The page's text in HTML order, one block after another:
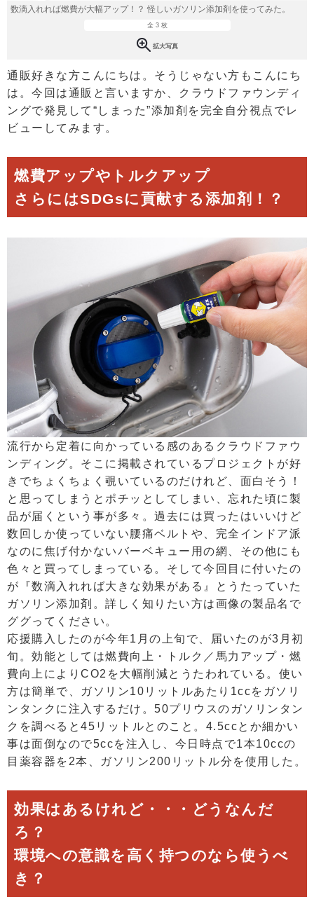
数滴入れれば燃費が大幅アップ！？ 怪しいガソリン添加剤を使ってみた。
全 3 枚
拡大写真
通販好きな方こんにちは。そうじゃない方もこんにち
は。今回は通販と言いますか、クラウドファウンディ
ングで発見して“しまった”添加剤を完全自分視点でレ
ビューしてみます。
燃費アップやトルクアップ
さらにはSDGsに貢献する添加剤！？
流行から定着に向かっている感のあるクラウドファウ
ンディング。そこに掲載されているプロジェクトが好
きでちょくちょく覗いているのだけれど、面白そう！
と思ってしまうとポチッとしてしまい、忘れた頃に製
品が届くという事が多々。過去には買ったはいいけど
数回しか使っていない腰痛ベルトや、完全インドア派
なのに焦げ付かないバーベキュー用の網、その他にも
色々と買ってしまっている。そして今回目に付いたの
が『数滴入れれば大きな効果がある』とうたっていた
ガソリン添加剤。詳しく知りたい方は画像の製品名で
ググってください。
応援購入したのが今年1月の上旬で、届いたのが3月初
旬。効能としては燃費向上・トルク／馬力アップ・燃
費向上によりCO2を大幅削減とうたわれている。使い
方は簡単で、ガソリン10リットルあたり1ccをガソリ
ンタンクに注入するだけ。50プリウスのガソリンタン
クを調べると45リットルとのこと。4.5ccとか細かい
事は面倒なので5ccを注入し、今日時点で1本10ccの
目薬容器を2本、ガソリン200リットル分を使用した。
効果はあるけれど・・・どうなんだ
ろ？
環境への意識を高く持つのなら使うべ
き？